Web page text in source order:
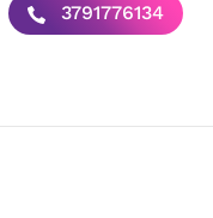
3791776134